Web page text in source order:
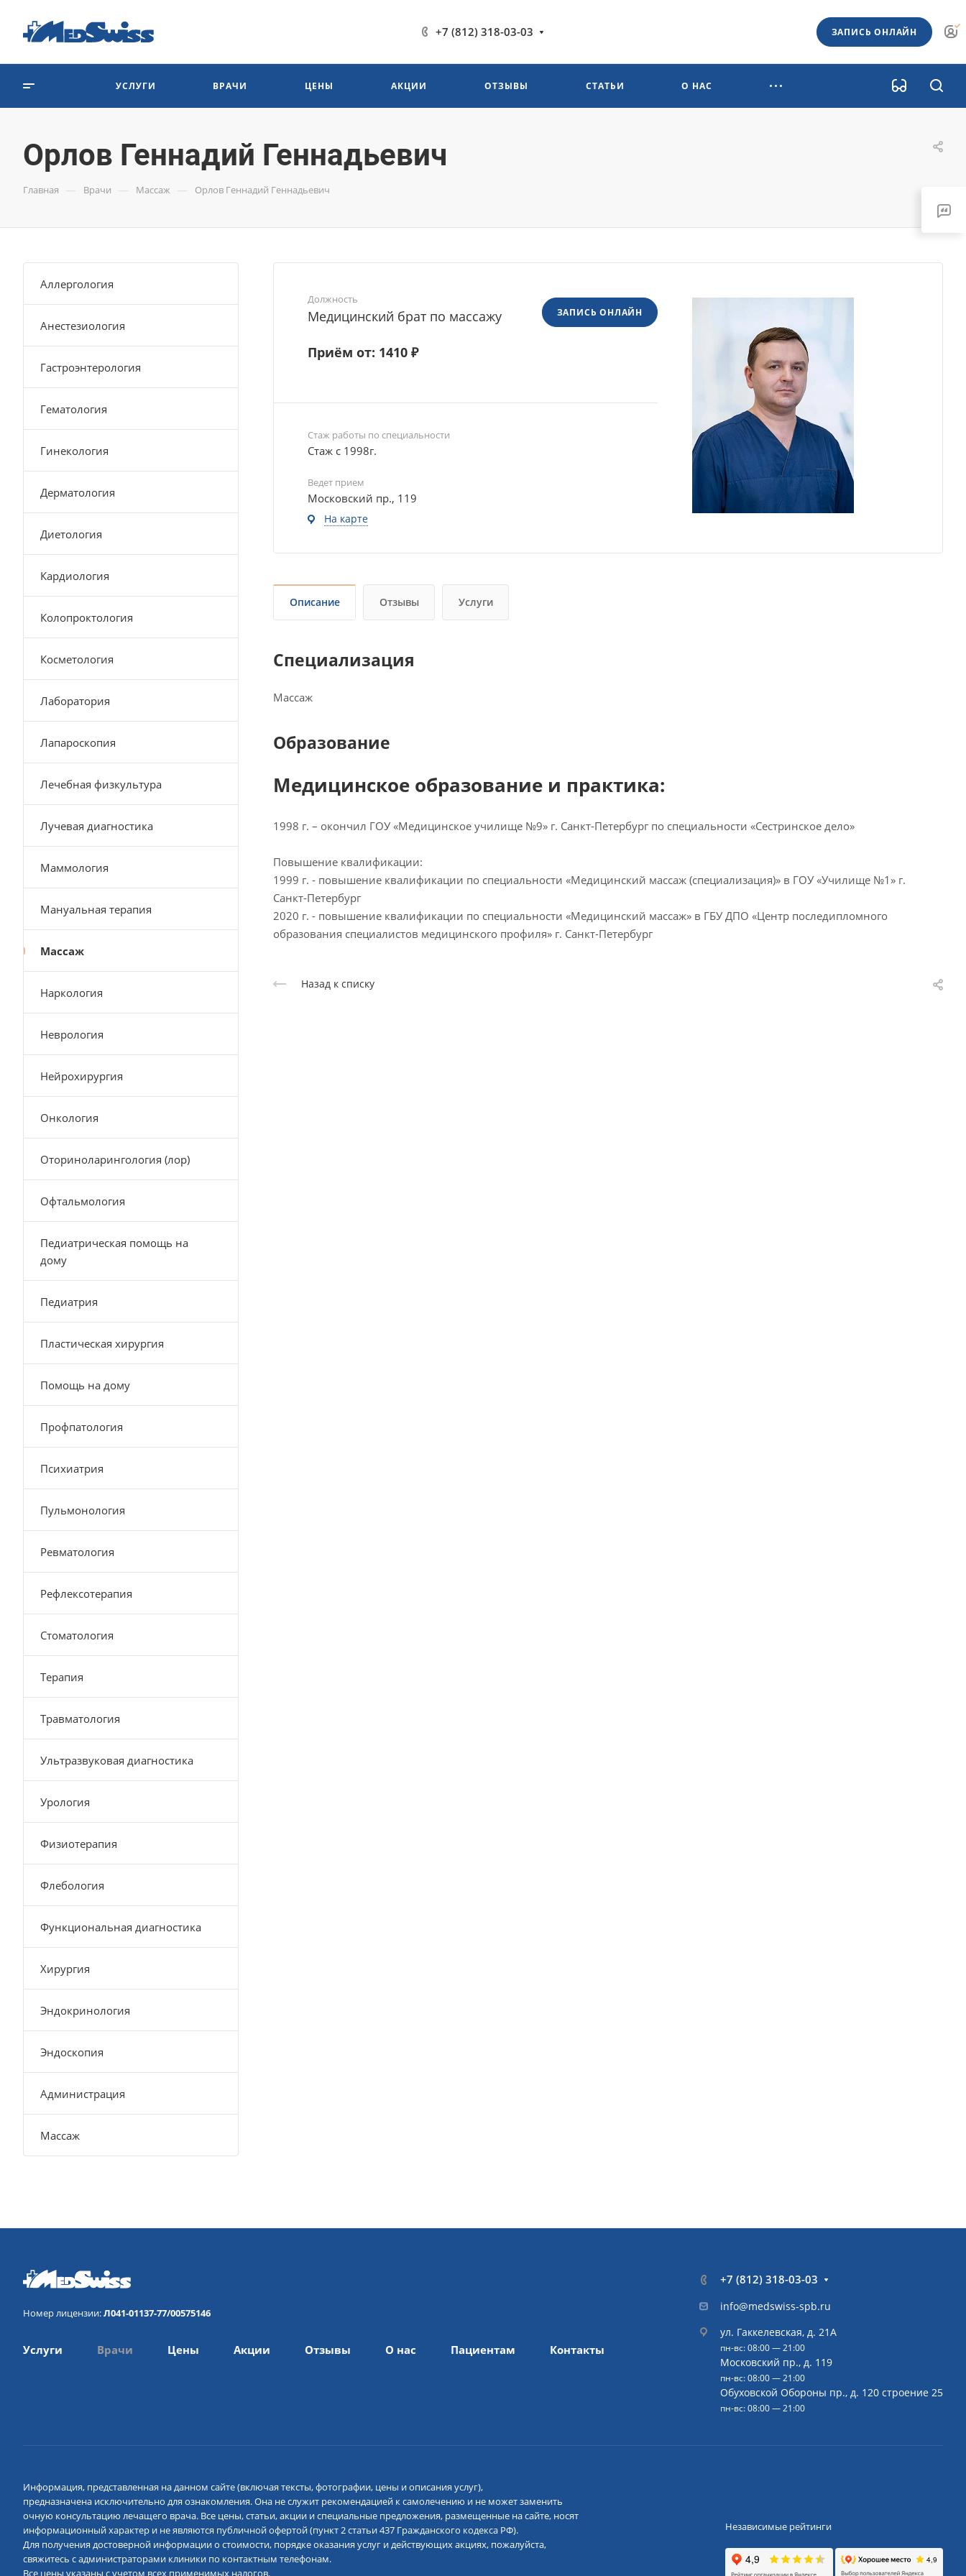
+7 (812) 318-03-03 ЗАПИСЬ ОНЛАЙН
УСЛУГИ ВРАЧИ ЦЕНЫ АКЦИИ ОТЗЫВЫ СТАТЬИ О НАС
Орлов Геннадий Геннадьевич
Главная — Врачи — Массаж — Орлов Геннадий Геннадьевич
Должность
Медицинский брат по массажу
Приём от: 1410 ₽
ЗАПИСЬ ОНЛАЙН
Стаж работы по специальности
Стаж с 1998г.
Ведет прием
Московский пр., 119
На карте
Описание Отзывы Услуги
Специализация
Массаж
Образование
Медицинское образование и практика:
1998 г. – окончил ГОУ «Медицинское училище №9» г. Санкт-Петербург по специальности «Сестринское дело»
Повышение квалификации:
1999 г. - повышение квалификации по специальности «Медицинский массаж (специализация)» в ГОУ «Училище №1» г.
Санкт-Петербург
2020 г. - повышение квалификации по специальности «Медицинский массаж» в ГБУ ДПО «Центр последипломного
образования специалистов медицинского профиля» г. Санкт-Петербург
Назад к списку
Аллергология
Анестезиология
Гастроэнтерология
Гематология
Гинекология
Дерматология
Диетология
Кардиология
Колопроктология
Косметология
Лаборатория
Лапароскопия
Лечебная физкультура
Лучевая диагностика
Маммология
Мануальная терапия
Массаж
Наркология
Неврология
Нейрохирургия
Онкология
Оториноларингология (лор)
Офтальмология
Педиатрическая помощь на
дому
Педиатрия
Пластическая хирургия
Помощь на дому
Профпатология
Психиатрия
Пульмонология
Ревматология
Рефлексотерапия
Стоматология
Терапия
Травматология
Ультразвуковая диагностика
Урология
Физиотерапия
Флебология
Функциональная диагностика
Хирургия
Эндокринология
Эндоскопия
Администрация
Массаж
Номер лицензии:Л041-01137-77/00575146
Услуги Врачи Цены Акции Отзывы О нас Пациентам Контакты
+7 (812) 318-03-03
info@medswiss-spb.ru
ул. Гаккелевская, д. 21А
пн-вс: 08:00 — 21:00
Московский пр., д. 119
пн-вс: 08:00 — 21:00
Обуховской Обороны пр., д. 120 строение 25
пн-вс: 08:00 — 21:00
Информация, представленная на данном сайте (включая тексты, фотографии, цены и описания услуг),
предназначена исключительно для ознакомления. Она не служит рекомендацией к самолечению и не может заменить
очную консультацию лечащего врача. Все цены, статьи, акции и специальные предложения, размещенные на сайте, носят
информационный характер и не являются публичной офертой (пункт 2 статьи 437 Гражданского кодекса РФ).
Для получения достоверной информации о стоимости, порядке оказания услуг и действующих акциях, пожалуйста,
свяжитесь с администраторами клиники по контактным телефонам.
Все цены указаны с учетом всех применимых налогов.
Независимые рейтинги